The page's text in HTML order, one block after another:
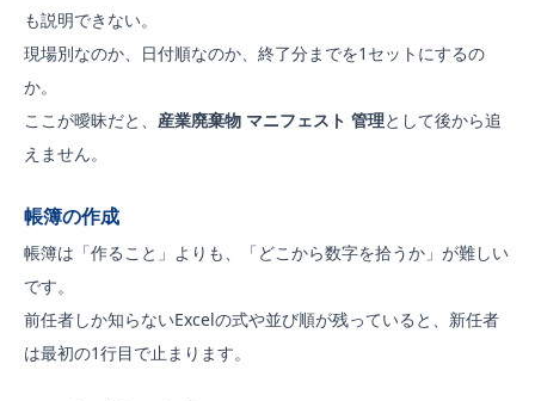
も説明できない。
現場別なのか、日付順なのか、終了分までを1セットにするの
か。
ここが曖昧だと、 産業廃棄物 マニフェスト 管理として後から追
えません。
帳簿の作成
帳簿は「作ること」よりも、「どこから数字を拾うか」が難しい
です。
前任者しか知らないExcelの式や並び順が残っていると、新任者
は最初の1行目で止まります。